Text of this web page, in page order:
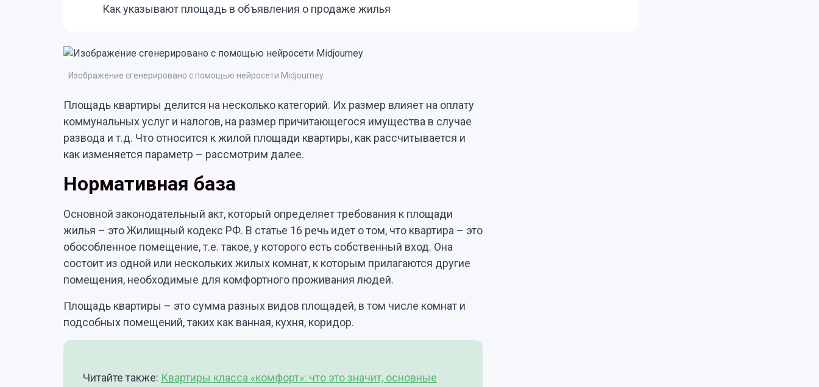
Как указывают площадь в объявления о продаже жилья
Изображение сгенерировано с помощью нейросети Midjourney
Площадь квартиры делится на несколько категорий. Их размер влияет на оплату
коммунальных услуг и налогов, на размер причитающегося имущества в случае
развода и т.д. Что относится к жилой площади квартиры, как рассчитывается и
как изменяется параметр – рассмотрим далее.
Нормативная база
Основной законодательный акт, который определяет требования к площади
жилья – это Жилищный кодекс РФ. В статье 16 речь идет о том, что квартира – это
обособленное помещение, т.е. такое, у которого есть собственный вход. Она
состоит из одной или нескольких жилых комнат, к которым прилагаются другие
помещения, необходимые для комфортного проживания людей.
Площадь квартиры – это сумма разных видов площадей, в том числе комнат и
подсобных помещений, таких как ванная, кухня, коридор.
Читайте также: Квартиры класса «комфорт»: что это значит, основные